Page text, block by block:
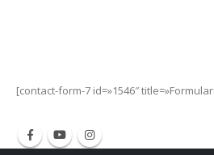
[contact-form-7 id=»1546″